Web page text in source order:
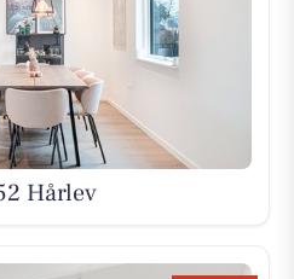
Hårlev